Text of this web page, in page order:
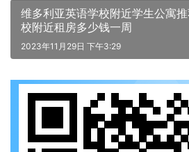
维多利亚英语学校附近学生公寓
校附近租房多少钱一周
2023年11月29日 下午3:29